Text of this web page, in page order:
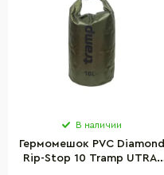
В наличии
Гермомешок PVC Diamond
Rip-Stop 10 Tramp UTRA-